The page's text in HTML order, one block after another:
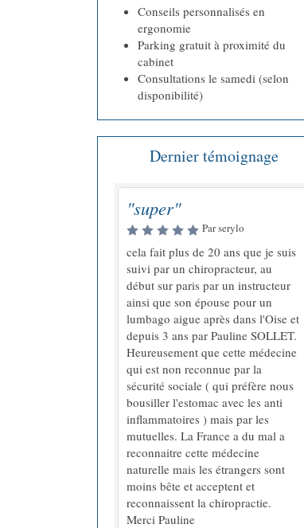
Conseils personnalisés en
ergonomie
Parking gratuit à proximité du
cabinet
Consultations le samedi (selon
disponibilité)
Dernier témoignage
"super"
Par serylo
cela fait plus de 20 ans que je suis
suivi par un chiropracteur, au
début sur paris par un instructeur
ainsi que son épouse pour un
lumbago aigue après dans l'Oise et
depuis 3 ans par Pauline SOLLET.
Heureusement que cette médecine
qui est non reconnue par la
sécurité sociale ( qui préfère nous
bousiller l'estomac avec les anti
inflammatoires ) mais par les
mutuelles. La France a du mal a
reconnaitre cette médecine
naturelle mais les étrangers sont
moins bête et acceptent et
reconnaissent la chiropractie.
Merci Pauline